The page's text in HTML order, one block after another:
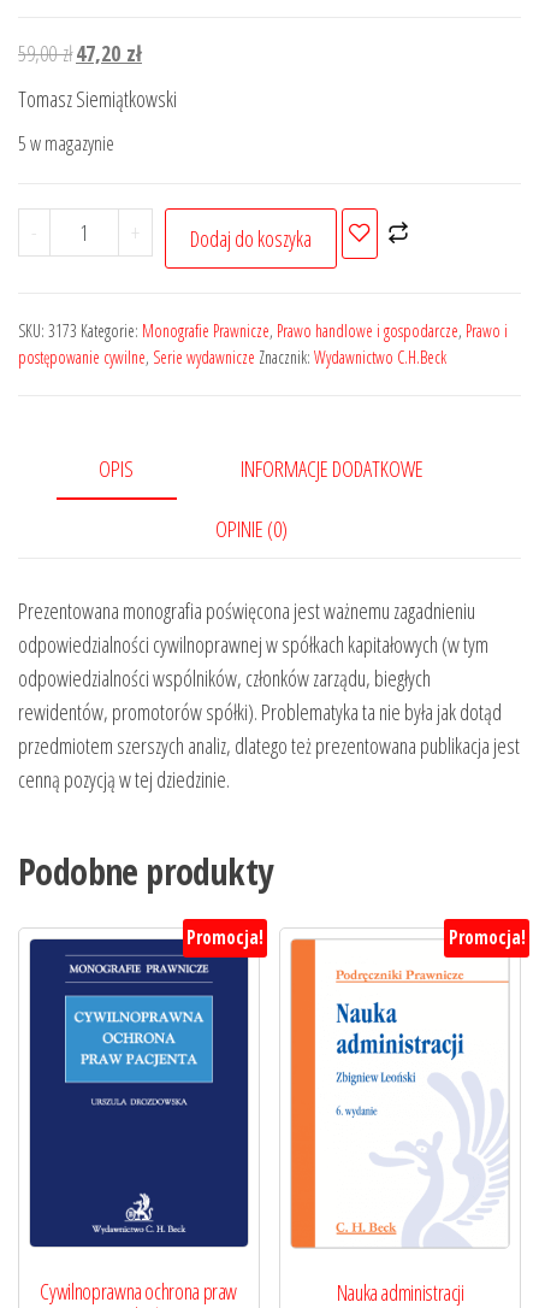
59,00złPierwotna
cena
wynosiła:
59,00 zł.
47,20 złAktualna
cena
Tomasz Siemiątkowski
5 w magazynie
-
ilość
Odpowiedzialność
w
spółkach
+ Dodaj do koszyka
SKU: 3173 Kategorie: Monografie Prawnicze, Prawo handlowe i gospodarcze, Prawo i
postępowanie cywilne, Serie wydawnicze Znacznik: Wydawnictwo C.H.Beck
OPIS INFORMACJE DODATKOWE
OPINIE (0)
Prezentowana monografia poświęcona jest ważnemu zagadnieniu
odpowiedzialności cywilnoprawnej w spółkach kapitałowych (w tym
odpowiedzialności wspólników, członków zarządu, biegłych
rewidentów, promotorów spółki). Problematyka ta nie była jak dotąd
przedmiotem szerszych analiz, dlatego też prezentowana publikacja jest
cenną pozycją w tej dziedzinie.
Podobne produkty
Promocja!
Cywilnoprawna ochrona praw
Promocja!
Nauka administracji